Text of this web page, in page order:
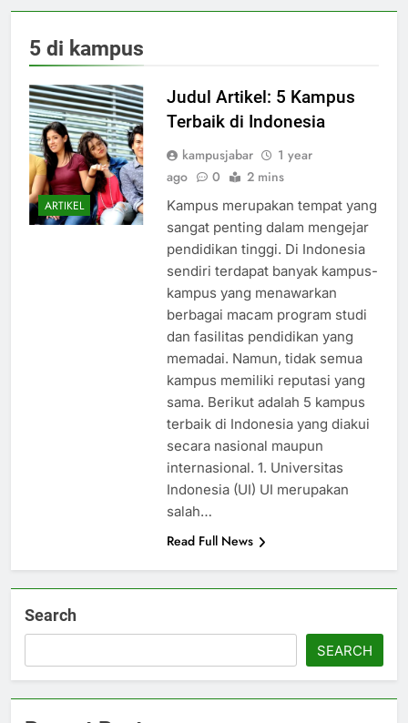
5 di kampus
ARTIKEL
Judul Artikel: 5 Kampus
Terbaik di Indonesia
kampusjabar
1 year
ago
0 2 mins
Kampus merupakan tempat yang
sangat penting dalam mengejar
pendidikan tinggi. Di Indonesia
sendiri terdapat banyak kampus-
kampus yang menawarkan
berbagai macam program studi
dan fasilitas pendidikan yang
memadai. Namun, tidak semua
kampus memiliki reputasi yang
sama. Berikut adalah 5 kampus
terbaik di Indonesia yang diakui
secara nasional maupun
internasional. 1. Universitas
Indonesia (UI) UI merupakan
salah…
Read Full News
Search
SEARCH